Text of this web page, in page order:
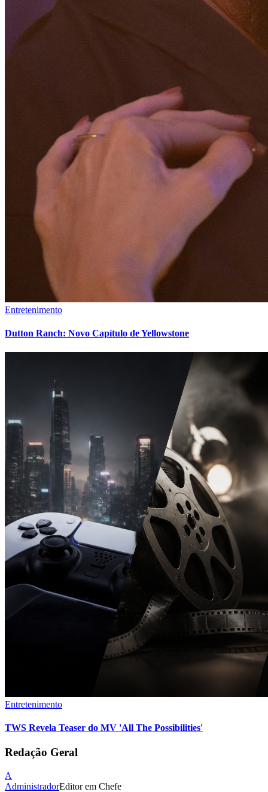
Entretenimento
Dutton Ranch: Novo Capítulo de Yellowstone
Entretenimento
TWS Revela Teaser do MV 'All The Possibilities'
Redação Geral
A
AdministradorEditor em Chefe